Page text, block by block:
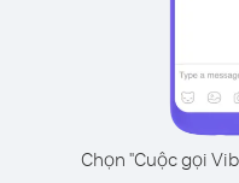
Chọn "Cuộc gọi